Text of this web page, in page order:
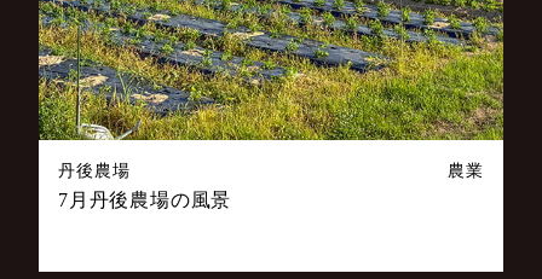
丹後農場 農業
7月丹後農場の風景